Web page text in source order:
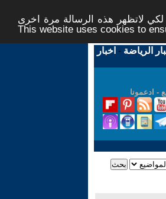
لاتظهر هذه الرسالة مرة اخرى -
This website uses cookies to
الرياضة - اخبار
- ادعمونا